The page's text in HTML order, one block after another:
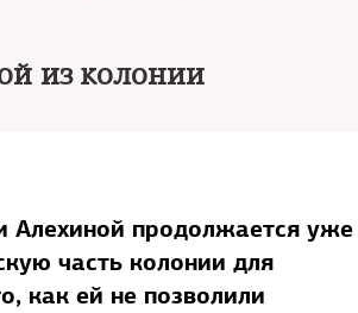
из колонии
Алехиной продолжается уже
часть колонии для
как ей не позволили